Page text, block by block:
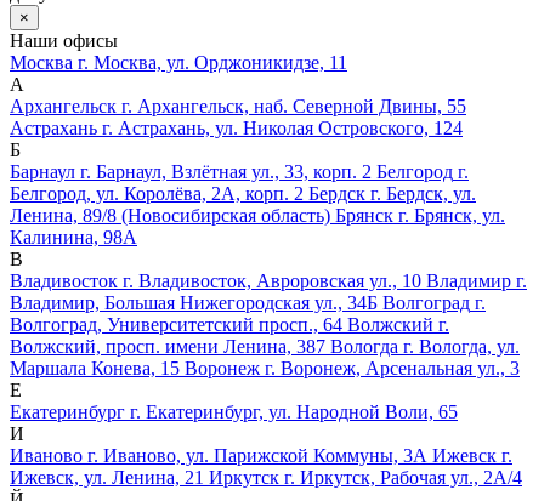
×
Наши офисы
Москва г. Москва, ул. Орджоникидзе, 11
А
Архангельск г. Архангельск, наб. Северной Двины, 55
Астрахань г. Астрахань, ул. Николая Островского, 124
Б
Барнаул г. Барнаул, Взлётная ул., 33, корп. 2 Белгород г.
Белгород, ул. Королёва, 2А, корп. 2 Бердск г. Бердск, ул.
Ленина, 89/8 (Новосибирская область) Брянск г. Брянск, ул.
Калинина, 98А
В
Владивосток г. Владивосток, Авроровская ул., 10 Владимир г.
Владимир, Большая Нижегородская ул., 34Б Волгоград г.
Волгоград, Университетский просп., 64 Волжский г.
Волжский, просп. имени Ленина, 387 Вологда г. Вологда, ул.
Маршала Конева, 15 Воронеж г. Воронеж, Арсенальная ул., 3
Е
Екатеринбург г. Екатеринбург, ул. Народной Воли, 65
И
Иваново г. Иваново, ул. Парижской Коммуны, 3А Ижевск г.
Ижевск, ул. Ленина, 21 Иркутск г. Иркутск, Рабочая ул., 2А/4